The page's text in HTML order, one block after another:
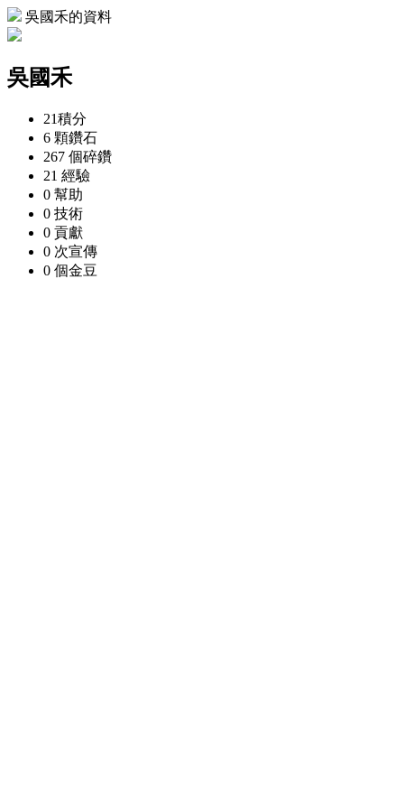
吳國禾的資料
吳國禾
21積分
6 顆鑽石
267 個碎鑽
21 經驗
0 幫助
0 技術
0 貢獻
0 次宣傳
0 個金豆